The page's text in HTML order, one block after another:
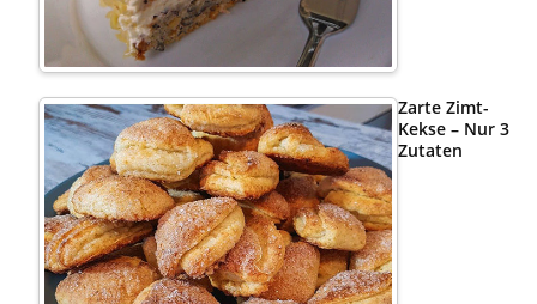
Zarte Zimt-
Kekse – Nur 3
Zutaten